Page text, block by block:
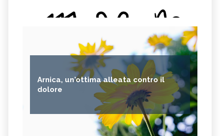
Arnica, un'ottima alleata contro il
dolore